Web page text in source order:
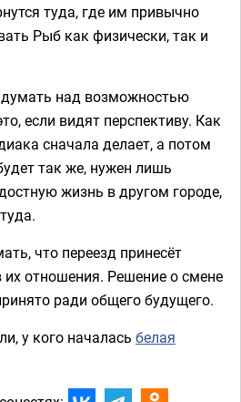
туда, где им привычно
Рыб как физически, так и
думать над возможностью
если видят перспективу. Как
сначала делает, а потом
так же, нужен лишь
жизнь в другом городе,
что переезд принесёт
отношения. Решение о смене
ради общего будущего.
у кого началась белая